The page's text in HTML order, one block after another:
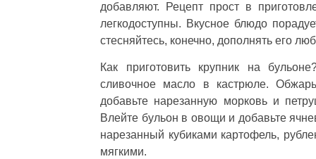
добавляют. Рецепт прост в
легкодоступны. Вкусное блюдо
стесняйтесь, конечно, дополнять его
Как приготовить крупник на
сливочное масло в кастрюле.
добавьте нарезанную морковь и
Влейте бульон в овощи и добавьте
нарезанный кубиками картофель,
мягкими.